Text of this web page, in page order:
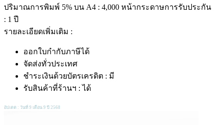
ปริมาณการพิมพ์ 5% บน A4 : 4,000 หน้ากระดาษการรับประกัน
: 1 ปี
รายละเอียดเพิ่มเติม :
ออกใบกำกับภาษีได้
จัดส่งทั่วประเทศ
ชำระเงินด้วยบัตรเครดิต : มี
รับสินค้าที่ร้านฯ : ได้
อัปเดต : วันที่ 9 เดือน 9 ปี 2568